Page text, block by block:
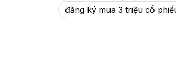
đăng ký mua 3 triệu cổ